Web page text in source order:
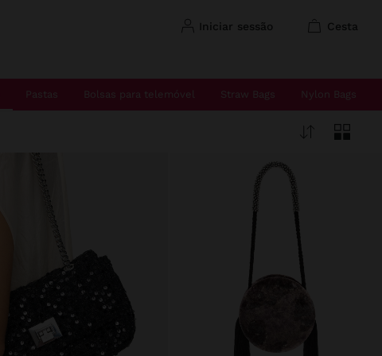
iniciar sessão cesta
Pastas Bolsas para telemóvel Straw Bags Nylon Bags